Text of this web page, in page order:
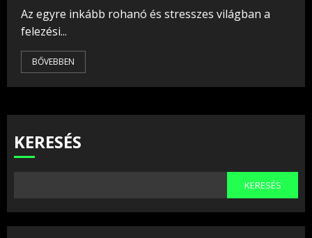
Az egyre inkább rohanó és stresszes világban a
felezési...
BŐVEBBEN
KERESÉS
KERESÉS